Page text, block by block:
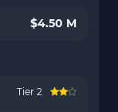
$4.50 M
Tier 2